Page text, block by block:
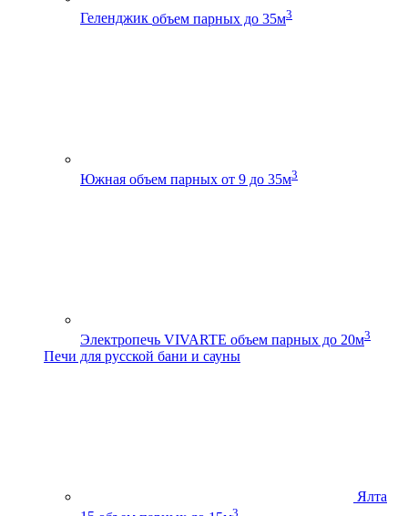
Геленджик объем парных до 35м3
Южная объем парных от 9 до 35м3
Электропечь VIVARTE объем парных до 20м3
Печи для русской бани и сауны
Ялта
3